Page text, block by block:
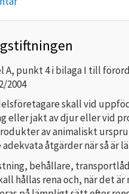
A, punkt 4 i bilaga I till
2004
skall vid
eller jakt av djur eller vid
av animaliskt
åtgärder när så är
behållare,
hållas rena och, när det